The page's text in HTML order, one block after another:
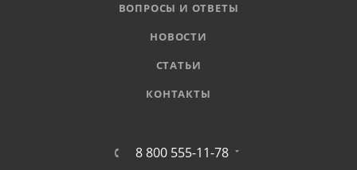
ВОПРОСЫ И ОТВЕТЫ
НОВОСТИ
СТАТЬИ
КОНТАКТЫ
8 800 555-11-78